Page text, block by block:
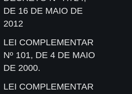
DE 16 DE MAIO DE
2012
LEI COMPLEMENTAR
Nº 101, DE 4 DE MAIO
DE 2000.
LEI COMPLEMENTAR